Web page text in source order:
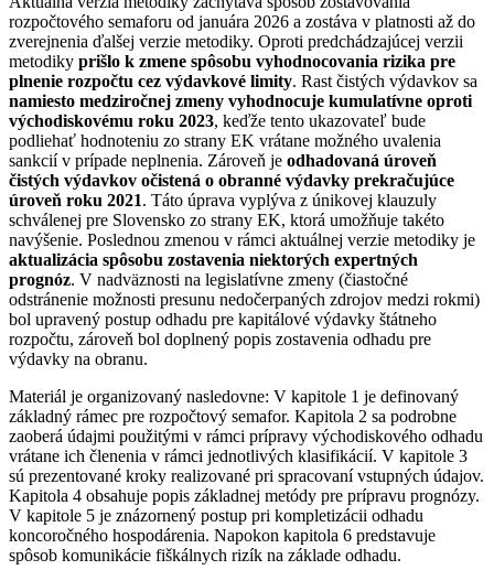
rozpočtového semaforu od januára 2026 a zostáva v platnosti až do
zverejnenia ďalšej verzie metodiky. Oproti predchádzajúcej verzii
metodiky prišlo k zmene spôsobu vyhodnocovania rizika pre
plnenie rozpočtu cez výdavkové limity. Rast čistých výdavkov sa
namiesto medziročnej zmeny vyhodnocuje kumulatívne oproti
východiskovému roku 2023, keďže tento ukazovateľ bude
podliehať hodnoteniu zo strany EK vrátane možného uvalenia
sankcií v prípade neplnenia. Zároveň je odhadovaná úroveň
čistých výdavkov očistená o obranné výdavky prekračujúce
úroveň roku 2021. Táto úprava vyplýva z únikovej klauzuly
schválenej pre Slovensko zo strany EK, ktorá umožňuje takéto
navýšenie. Poslednou zmenou v rámci aktuálnej verzie metodiky je
aktualizácia spôsobu zostavenia niektorých expertných
prognóz. V nadväznosti na legislatívne zmeny (čiastočné
odstránenie možnosti presunu nedočerpaných zdrojov medzi rokmi)
bol upravený postup odhadu pre kapitálové výdavky štátneho
rozpočtu, zároveň bol doplnený popis zostavenia odhadu pre
výdavky na obranu.
Materiál je organizovaný nasledovne: V kapitole 1 je definovaný
základný rámec pre rozpočtový semafor. Kapitola 2 sa podrobne
zaoberá údajmi použitými v rámci prípravy východiskového odhadu
vrátane ich členenia v rámci jednotlivých klasifikácií. V kapitole 3
sú prezentované kroky realizované pri spracovaní vstupných údajov.
Kapitola 4 obsahuje popis základnej metódy pre prípravu prognózy.
V kapitole 5 je znázornený postup pri kompletizácii odhadu
koncoročného hospodárenia. Napokon kapitola 6 predstavuje
spôsob komunikácie fiškálnych rizík na základe odhadu.